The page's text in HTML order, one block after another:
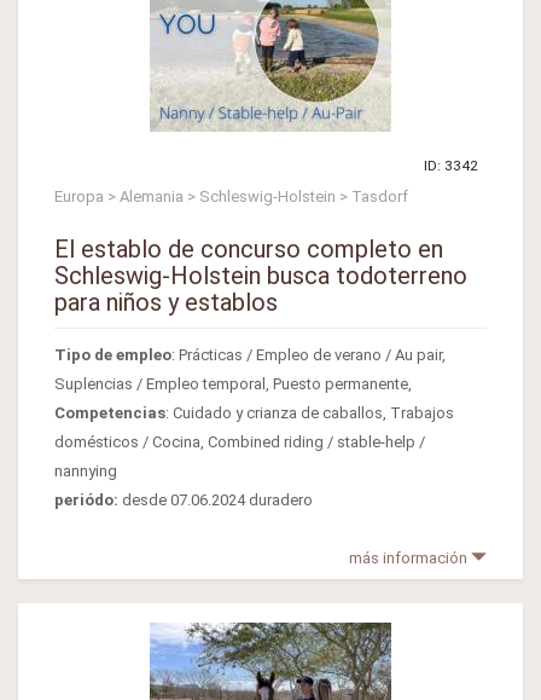
ID: 3342
Europa > Alemania > Schleswig-Holstein > Tasdorf
El establo de concurso completo en
Schleswig-Holstein busca todoterreno
para niños y establos
Tipo de empleo: Prácticas / Empleo de verano / Au pair,
Suplencias / Empleo temporal, Puesto permanente,
Competencias: Cuidado y crianza de caballos, Trabajos
domésticos / Cocina, Combined riding / stable-help /
nannying
periódo: desde 07.06.2024 duradero
más información